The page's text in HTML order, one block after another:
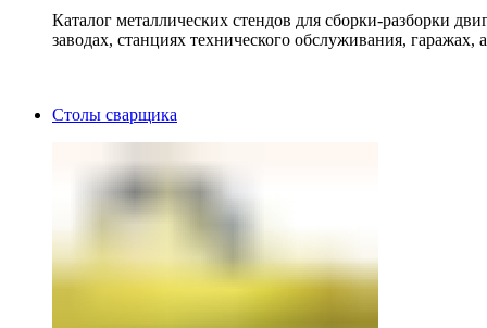
Каталог металлических стендов для сборки-разборки
заводах, станциях технического обслуживания, гаражах,
Столы сварщика